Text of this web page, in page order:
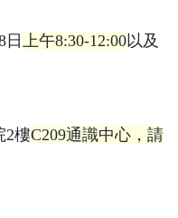
日 上午8:30-12:00以及
2樓C209通識中心，請